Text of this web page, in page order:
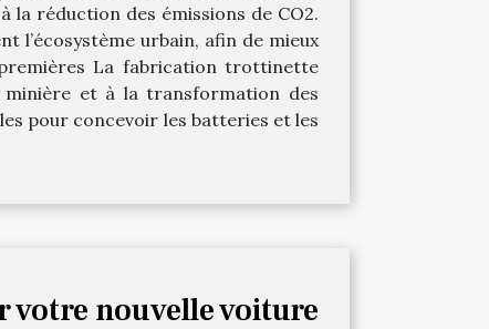
réduction des émissions de CO2.
l’écosystème urbain, afin de mieux
La fabrication trottinette
minière et à la transformation des
pour concevoir les batteries et les
votre nouvelle voiture